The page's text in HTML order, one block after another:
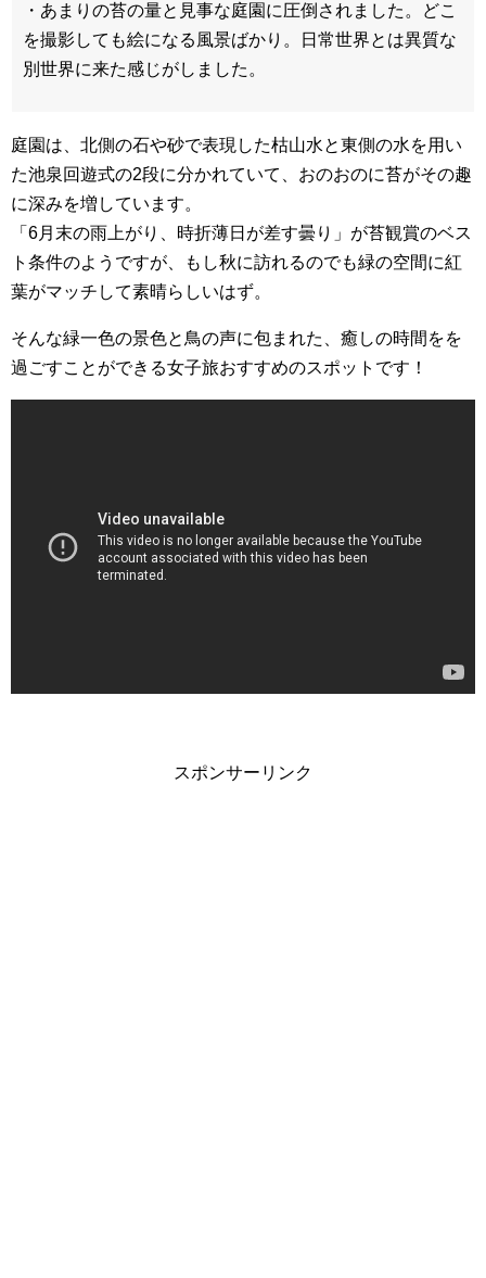
・あまりの苔の量と見事な庭園に圧倒されました。どこ
を撮影しても絵になる風景ばかり。日常世界とは異質な
別世界に来た感じがしました。
庭園は、北側の石や砂で表現した枯山水と東側の水を用い
た池泉回遊式の2段に分かれていて、おのおのに苔がその趣
に深みを増しています。
「6月末の雨上がり、時折薄日が差す曇り」が苔観賞のベス
ト条件のようですが、もし秋に訪れるのでも緑の空間に紅
葉がマッチして素晴らしいはず。
そんな緑一色の景色と鳥の声に包まれた、癒しの時間をを
過ごすことができる女子旅おすすめのスポットです！
スポンサーリンク